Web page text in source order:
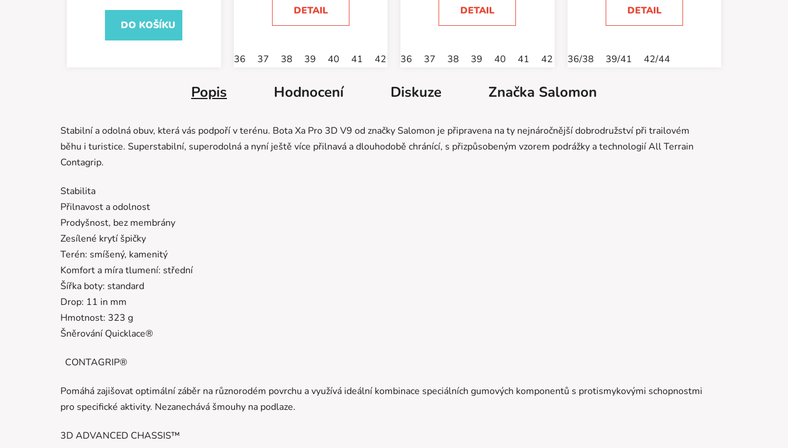
5
DO KOŠÍKU
DETAIL
36 37 38 39 40 41 42 43 44 46
DETAIL
36 37 38 39 40 41 42 43 44 45 46
DETAIL
36/38 39/41 42/44
Popis Hodnocení Diskuze Značka Salomon
Stabilní a odolná obuv, která vás podpoří v terénu. Bota Xa Pro 3D V9 od značky Salomon je připravena na ty nejnáročnější dobrodružství při trailovém
běhu i turistice. Superstabilní, superodolná a nyní ještě více přilnavá a dlouhodobě chránící, s přizpůsobeným vzorem podrážky a technologií All Terrain
Contagrip.
Stabilita
Přilnavost a odolnost
Prodyšnost, bez membrány
Zesílené krytí špičky
Terén: smíšený, kamenitý
Komfort a míra tlumení: střední
Šířka boty: standard
Drop: 11 in mm
Hmotnost: 323 g
Šněrování Quicklace®
CONTAGRIP®
Pomáhá zajišovat optimální záběr na různorodém povrchu a využívá ideální kombinace speciálních gumových komponentů s protismykovými schopnostmi
pro specifické aktivity. Nezanechává šmouhy na podlaze.
3D ADVANCED CHASSIS™